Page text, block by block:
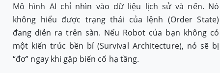
Mô hình AI chỉ nhìn vào dữ liệu lịch sử và nến. Nó
không hiểu được trạng thái của lệnh (Order State)
đang diễn ra trên sàn. Nếu Robot của bạn không có
một kiến trúc bền bỉ (Survival Architecture), nó sẽ bị
“đơ” ngay khi gặp biến cố hạ tầng.